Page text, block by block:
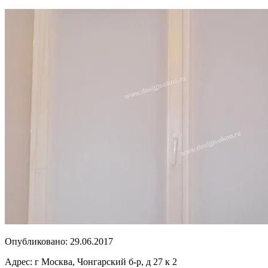
Опубликовано: 29.06.2017
Адрес: г Москва, Чонгарский б-р, д 27 к 2